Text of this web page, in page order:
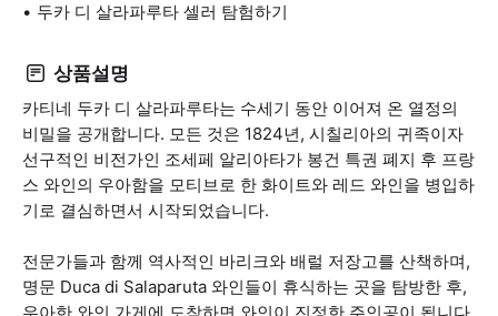
두카 디 살라파루타 셀러 탐험하기
상품설명
카티네 두카 디 살라파루타는 수세기 동안 이어져 온 열정의
비밀을 공개합니다. 모든 것은 1824년, 시칠리아의 귀족이자
선구적인 비전가인 조세페 알리아타가 봉건 특권 폐지 후 프랑
스 와인의 우아함을 모티브로 한 화이트와 레드 와인을 병입하
기로 결심하면서 시작되었습니다.
전문가들과 함께 역사적인 바리크와 배럴 저장고를 산책하며,
명문 Duca di Salaparuta 와인들이 휴식하는 곳을 탐방한 후,